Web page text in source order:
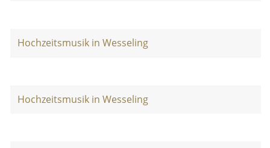
Hochzeitsmusik in Wesseling
Hochzeitsmusik in Wesseling